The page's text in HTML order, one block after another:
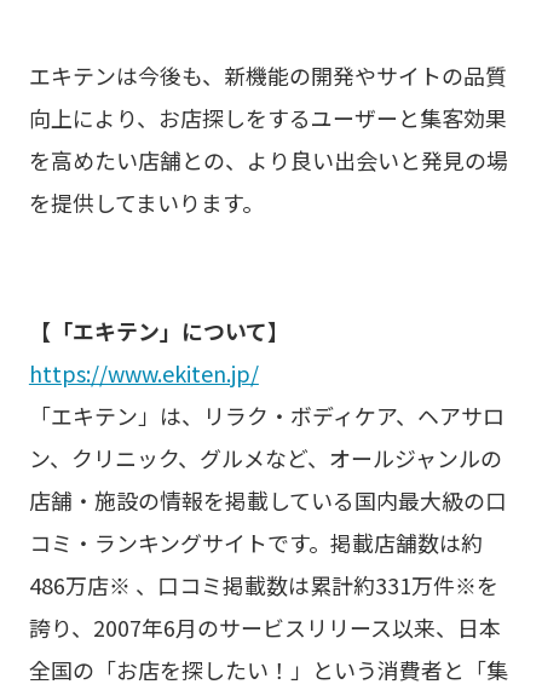
エキテンは今後も、新機能の開発やサイトの品質
向上により、お店探しをするユーザーと集客効果
を高めたい店舗との、より良い出会いと発見の場
を提供してまいります。
【「エキテン」について】
https://www.ekiten.jp/
「エキテン」は、リラク・ボディケア、ヘアサロ
ン、クリニック、グルメなど、オールジャンルの
店舗・施設の情報を掲載している国内最大級の口
コミ・ランキングサイトです。掲載店舗数は約
486万店※ 、口コミ掲載数は累計約331万件※を
誇り、2007年6月のサービスリリース以来、日本
全国の「お店を探したい！」という消費者と「集